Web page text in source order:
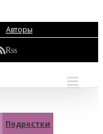
Авторы
Rss
Подростки